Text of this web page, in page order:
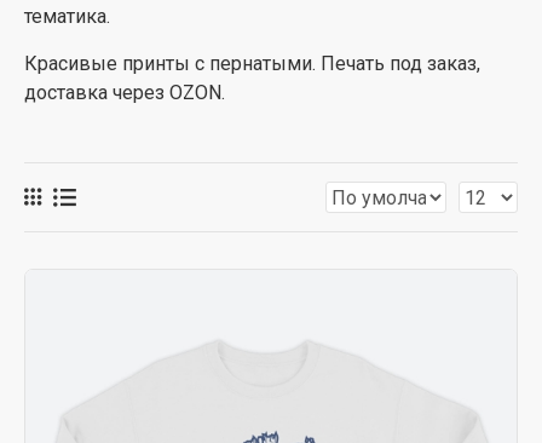
тематика.
Красивые принты с пернатыми. Печать под заказ,
доставка через OZON.